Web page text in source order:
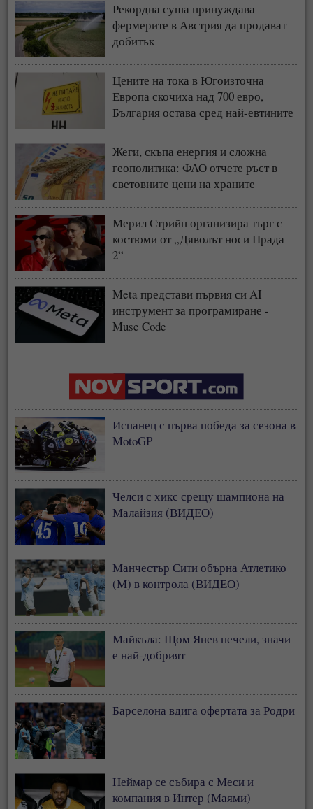
Рекордна суша принуждава
фермерите в Австрия да продават
добитък
Цените на тока в Югоизточна
Европа скочиха над 700 евро,
България остава сред най-евтините
Жеги, скъпа енергия и сложна
геополитика: ФАО отчете ръст в
световните цени на храните
Мерил Стрийп организира търг с
костюми от „Дяволът носи Прада
2“
Meta представи първия си AI
инструмент за програмиране -
Muse Code
Испанец с първа победа за сезона в
MotoGP
Челси с хикс срещу шампиона на
Малайзия (ВИДЕО)
Манчестър Сити обърна Атлетико
(М) в контрола (ВИДЕО)
Майкъла: Щом Янев печели, значи
е най-добрият
Барселона вдига офертата за Родри
Неймар се събира с Меси и
компания в Интер (Маями)